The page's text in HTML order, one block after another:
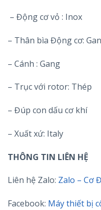
– Động cơ vỏ : Inox
– Thân bìa Động cơ:
– Cánh : Gang
– Trục với rotor: Thép
– Đúp con dấu cơ khí
– Xuất xứ: Italy
THÔNG TIN LIÊN HỆ
Liên hệ Zalo: Zalo – Cơ
Facebook: Máy thiết bị